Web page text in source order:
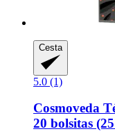
Cesta
5.0 (1)
Cosmoveda
20 bolsitas